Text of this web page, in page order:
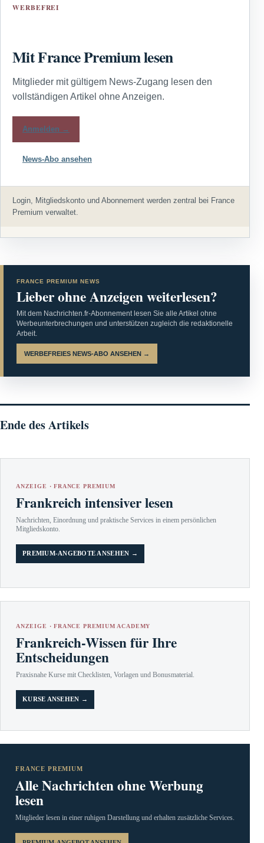
WERBEFREI
Mit France Premium lesen
Mitglieder mit gültigem News-Zugang lesen den
vollständigen Artikel ohne Anzeigen.
Anmelden →
News-Abo ansehen
Login, Mitgliedskonto und Abonnement werden zentral bei France
Premium verwaltet.
FRANCE PREMIUM NEWS
Lieber ohne Anzeigen weiterlesen?
Mit dem Nachrichten.fr-Abonnement lesen Sie alle Artikel ohne
Werbeunterbrechungen und unterstützen zugleich die redaktionelle
Arbeit.
WERBEFREIES NEWS-ABO ANSEHEN →
Ende des Artikels
ANZEIGE · FRANCE PREMIUM
Frankreich intensiver lesen
Nachrichten, Einordnung und praktische Services in einem persönlichen
Mitgliedskonto.
PREMIUM-ANGEBOTE ANSEHEN →
ANZEIGE · FRANCE PREMIUM ACADEMY
Frankreich-Wissen für Ihre
Entscheidungen
Praxisnahe Kurse mit Checklisten, Vorlagen und Bonusmaterial.
KURSE ANSEHEN →
FRANCE PREMIUM
Alle Nachrichten ohne Werbung
lesen
Mitglieder lesen in einer ruhigen Darstellung und erhalten zusätzliche Services.